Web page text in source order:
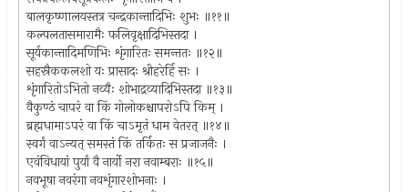
बालकृष्णालयस्तत्र चन्द्रकान्तादिभिः शुभः ॥११॥
कल्पलतासमारामैः फलिवृक्षादिभिस्तदा ।
सूर्यकान्तादिमणिभिः शृंगारितः समन्ततः ॥१२॥
सहस्रैककलशो यः प्रासादः श्रीहरेर्हि सः ।
शृंगारितोऽभितो नव्यैः शोभाद्रव्यादिभिस्तदा ॥१३॥
वैकुण्ठं चापरं वा किं गोलोकश्चापरोऽपि किम् ।
ब्रह्मधामाऽपरं वा किं चाऽमृतं धाम वेतरत् ॥१४॥
स्वर्गं वाऽन्यत् समस्तं किं तर्कितः स प्रजाजनैः ।
एवंविधायां पुर्यां वै नार्यो नरा नवाम्बराः ॥१५॥
नवभूषा नवरंगा नवशृंगारशोभनाः ।